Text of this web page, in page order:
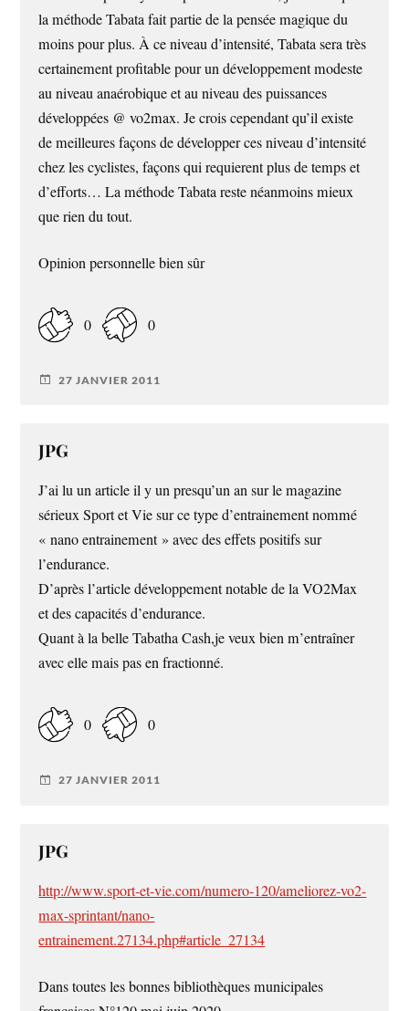
la méthode Tabata fait partie de la pensée magique du
moins pour plus. À ce niveau d’intensité, Tabata sera très
certainement profitable pour un développement modeste
au niveau anaérobique et au niveau des puissances
développées @ vo2max. Je crois cependant qu’il existe
de meilleures façons de développer ces niveau d’intensité
chez les cyclistes, façons qui requierent plus de temps et
d’efforts… La méthode Tabata reste néanmoins mieux
que rien du tout.
Opinion personnelle bien sûr
0 0
27 JANVIER 2011
JPG
J’ai lu un article il y un presqu’un an sur le magazine
sérieux Sport et Vie sur ce type d’entrainement nommé
« nano entrainement » avec des effets positifs sur
l’endurance.
D’après l’article développement notable de la VO2Max
et des capacités d’endurance.
Quant à la belle Tabatha Cash,je veux bien m’entraîner
avec elle mais pas en fractionné.
0 0
27 JANVIER 2011
JPG
http://www.sport-et-vie.com/numero-120/ameliorez-vo2-
max-sprintant/nano-
entrainement.27134.php#article_27134
Dans toutes les bonnes bibliothèques municipales